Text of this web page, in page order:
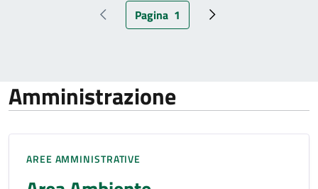
Pagina precedente
Pagina attuale
Pagina 1 Pagina successiva
Amministrazione
AREE AMMINISTRATIVE